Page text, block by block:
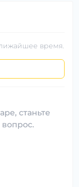
время.
станьте